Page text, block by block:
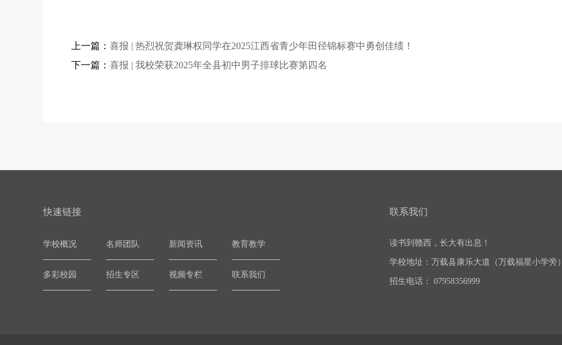
上一篇： 喜报 | 热烈祝贺龚琳权同学在2025江西省青少年田径锦标赛中勇创佳绩！
下一篇： 喜报 | 我校荣获2025年全县初中男子排球比赛第四名
快速链接
学校概况 名师团队 新闻资讯 教育教学
多彩校园 招生专区 视频专栏 联系我们
联系我们
读书到赣西，长大有出息！
学校地址：万载县康乐大道（万载福星小学旁）
招生电话： 07958356999